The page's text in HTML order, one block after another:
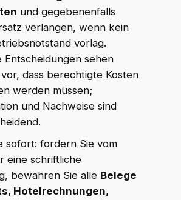
und gegebenenfalls
verlangen, wenn kein
vorlag.
Entscheidungen sehen
dass berechtigte Kosten
werden müssen;
und Nachweise sind
sofort: fordern Sie vom
eine schriftliche
bewahren Sie alle Belege
Hotelrechnungen,